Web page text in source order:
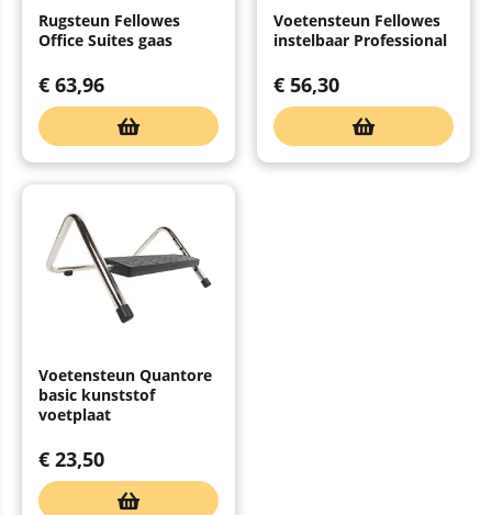
Rugsteun Fellowes
Office Suites gaas
€ 63,96
Voetensteun Fellowes
instelbaar Professional
€ 56,30
Voetensteun Quantore
basic kunststof
voetplaat
€ 23,50